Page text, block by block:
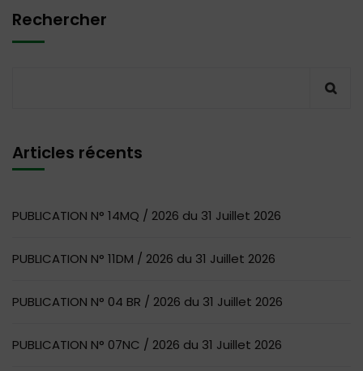
Rechercher
Articles récents
PUBLICATION N° 14MQ / 2026 du 31 Juillet 2026
PUBLICATION N° 11DM / 2026 du 31 Juillet 2026
PUBLICATION N° 04 BR / 2026 du 31 Juillet 2026
PUBLICATION N° 07NC / 2026 du 31 Juillet 2026